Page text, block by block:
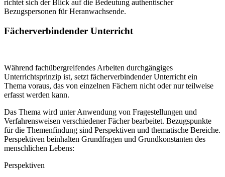
richtet sich der Blick auf die Bedeutung authentischer
Bezugspersonen für Heranwachsende.
Fächerverbindender Unterricht
Während fachübergreifendes Arbeiten durchgängiges
Unterrichtsprinzip ist, setzt fächerverbindender Unterricht ein
Thema voraus, das von einzelnen Fächern nicht oder nur teilweise
erfasst werden kann.
Das Thema wird unter Anwendung von Fragestellungen und
Verfahrensweisen verschiedener Fächer bearbeitet. Bezugspunkte
für die Themenfindung sind Perspektiven und thematische Bereiche.
Perspektiven beinhalten Grundfragen und Grundkonstanten des
menschlichen Lebens:
Perspektiven